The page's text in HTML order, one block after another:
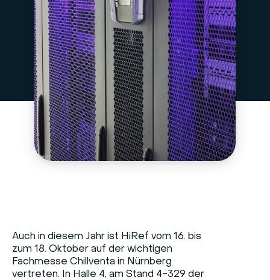
Auch in diesem Jahr ist HiRef vom 16. bis
zum 18. Oktober auf der wichtigen
Fachmesse Chillventa in Nürnberg
vertreten. In Halle 4, am Stand 4-329 der